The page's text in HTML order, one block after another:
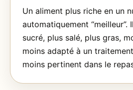
Un aliment plus riche en un
automatiquement “meilleur”.
sucré, plus salé, plus gras,
moins adapté à un
moins pertinent dans le